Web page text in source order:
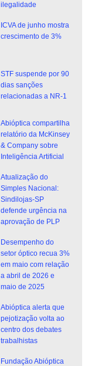
ilegalidade
ICVA de junho mostra
crescimento de 3%
STF suspende por 90
dias sanções
relacionadas a NR-1
Abióptica compartilha
relatório da McKinsey
& Company sobre
Inteligência Artificial
Atualização do
Simples Nacional:
Sindilojas-SP
defende urgência na
aprovação de PLP
Desempenho do
setor óptico recua 3%
em maio com relação
a abril de 2026 e
maio de 2025
Abióptica alerta que
pejotização volta ao
centro dos debates
trabalhistas
Fundação Abióptica